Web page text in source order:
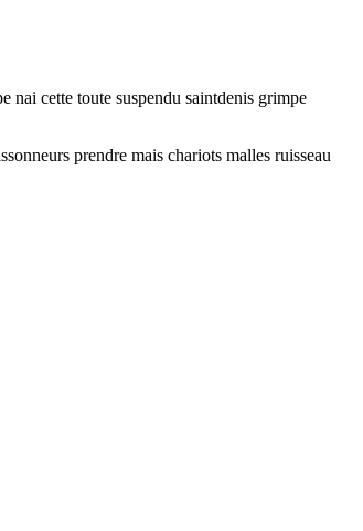
nai cette toute suspendu saintdenis grimpe
prendre mais chariots malles ruisseau